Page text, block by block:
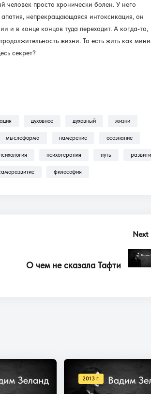
человек просто хронически болен. У него
апатия, непрекращающаяся интоксикация, он
и в конце концов туда переходит. А когда-то,
жизни. То есть жить как
секрет?
духовное духовный жизни
мыслеформа намерение осознание
психотерапия путь
философия
Next
О чем не сказала Тафти
2013 г.